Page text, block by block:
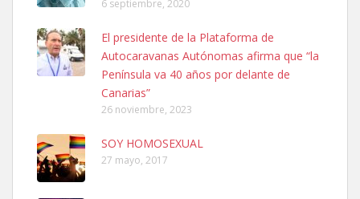
Ninfa perdida
El día 5 se los perdió una ninfa papillera, asustada tiene miedo a la
calle, se perdió por la zon...
Leales.org » Gran Canaria
6.7.2025
6 septiembre, 2020
El presidente de la Plataforma de
Autocaravanas Autónomas afirma que “la
Península va 40 años por delante de
Canarias”
26 noviembre, 2023
SOY HOMOSEXUAL
27 mayo, 2017